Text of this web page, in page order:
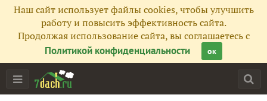
Наш сайт использует файлы cookies, чтобы улучшить
работу и повысить эффективность сайта.
Продолжая использование сайта, вы соглашаетесь с
Политикой конфиденциальности
ок